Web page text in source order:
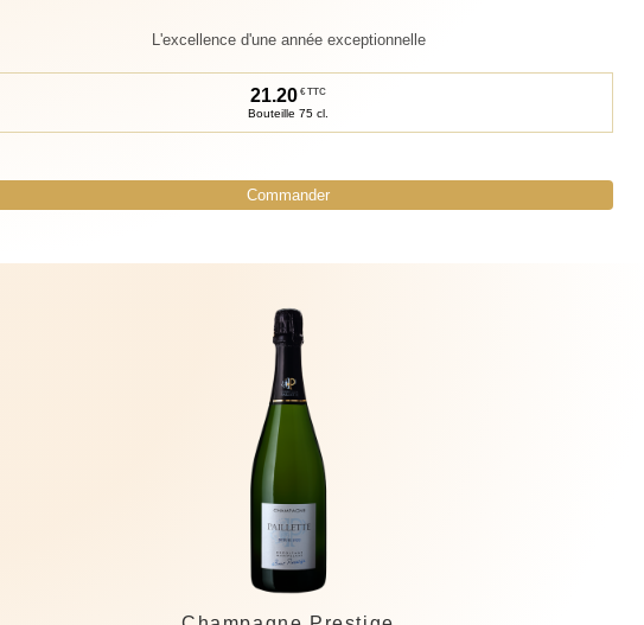
L'excellence d'une année exceptionnelle
21.20 € TTC
Bouteille 75 cl.
Commander